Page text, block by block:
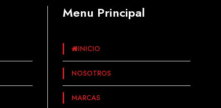
Menu Principal
INICIO
NOSOTROS
MARCAS